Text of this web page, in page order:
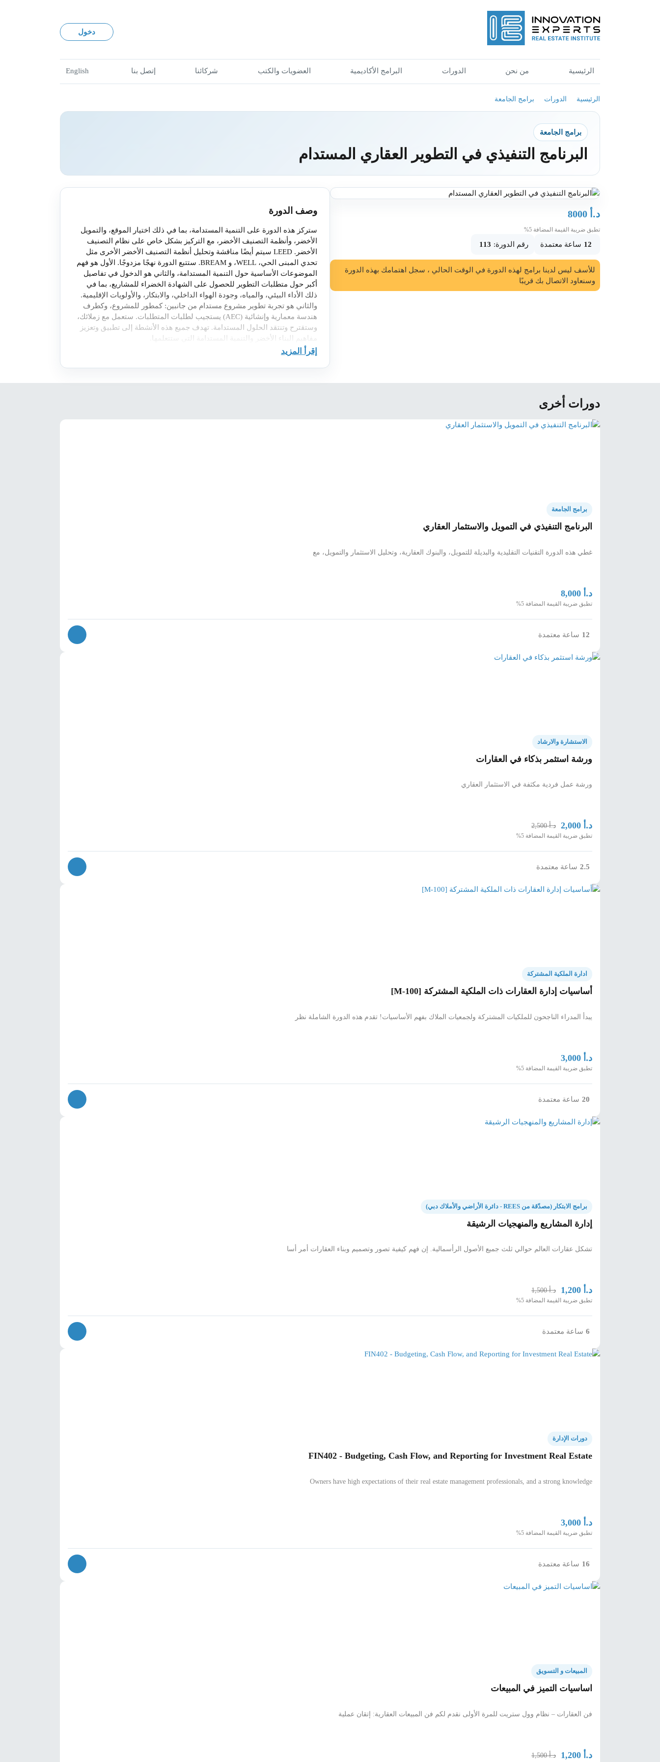
دخول
الرئيسية من نحن الدورات البرامج الأكاديمية العضويات والكتب شركائنا إتصل بنا English
الرئيسية الدورات برامج الجامعة
برامج الجامعة
البرنامج التنفيذي في التطوير العقاري المستدام
د.أ
تطبق ضريبة القيمة المضافة 5%
12 ساعة معتمدة رقم الدورة: 113
للأسف ليس لدينا برامج لهذه الدورة في الوقت الحالي ، سجل اهتمامك بهذه الدورة
وسنعاود الاتصال بك قريبًا
وصف الدورة
ستركز هذه الدورة على التنمية المستدامة، بما في ذلك اختيار الموقع، والتمويل
الأخضر، وأنظمة التصنيف الأخضر، مع التركيز بشكل خاص على نظام التصنيف
الأخضر. LEED سيتم أيضًا مناقشة وتحليل أنظمة التصنيف الأخضر الأخرى مثل
تحدي المبنى الحي، WELL، و BREAM. ستتبع الدورة نهجًا مزدوجًا. الأول هو فهم
الموضوعات الأساسية حول التنمية المستدامة، والثاني هو الدخول في تفاصيل
أكبر حول متطلبات التطوير للحصول على الشهادة الخضراء للمشاريع، بما في
ذلك الأداء البيئي، والمياه، وجودة الهواء الداخلي، والابتكار، والأولويات الإقليمية.
والثاني هو تجربة تطوير مشروع مستدام من جانبين: كمطور للمشروع، وكطرف
هندسة معمارية وإنشائية (AEC) يستجيب لطلبات المتطلبات. ستعمل مع زملائك،
وستقترح وتنتقد الحلول المستدامة. تهدف جميع هذه الأنشطة إلى تطبيق وتعزيز
مفاهيم البناء الأخضر والتنمية المستدامة التي ستتعلمها.
إقرأ المزيد
دورات أخرى
برامج الجامعة
البرنامج التنفيذي في التمويل والاستثمار العقاري
غطي هذه الدورة التقنيات التقليدية والبديلة للتمويل، والبنوك العقارية، وتحليل الاستثمار والتمويل، مع
د.أ
تطبق ضريبة القيمة المضافة 5%
12 ساعة معتمدة
الاستشارة والارشاد
ورشة استثمر بذكاء في العقارات
ورشة عمل فردية مكثفة في الاستثمار العقاري
د.أ د.أ2,500
تطبق ضريبة القيمة المضافة 5%
2.5 ساعة معتمدة
ادارة الملكية المشتركة
أساسيات إدارة العقارات ذات الملكية المشتركة [M-100]
يبدأ المدراء الناجحون للملكيات المشتركة ولجمعيات الملاك بفهم الأساسيات! تقدم هذه الدورة الشاملة نظر
د.أ
تطبق ضريبة القيمة المضافة 5%
20 ساعة معتمدة
برامج الابتكار (مصدّقة من REES - دائرة الأراضي والأملاك دبي)
إدارة المشاريع والمنهجيات الرشيقة
تشكل عقارات العالم حوالي ثلث جميع الأصول الرأسمالية. إن فهم كيفية تصور وتصميم وبناء العقارات أمر أسا
د.أ د.أ1,500
تطبق ضريبة القيمة المضافة 5%
6 ساعة معتمدة
دورات الإدارة
FIN402 - Budgeting, Cash Flow, and Reporting for Investment Real Estate
Owners have high expectations of their real estate management professionals, and a strong knowledge
د.أ
تطبق ضريبة القيمة المضافة 5%
16 ساعة معتمدة
المبيعات و التسويق
اساسيات التميز في المبيعات
فن العقارات – نظام وول ستريت للمرة الأولى نقدم لكم فن المبيعات العقارية: إتقان عملية
د.أ د.أ1,500